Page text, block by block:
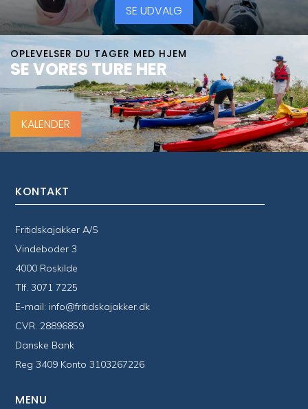
SE UDVALG
OPLEVELSER DU TAGER MED HJEM
SE VORES TURE HER
KALENDER
KONTAKT
Fritidskajakker A/S
Vindeboder 3
4000 Roskilde
Tlf.3071 7225
E-mail: info@fritidskajakker.dk
CVR. 28896859
Danske Bank
Reg 3409 Konto 3103267226
MENU